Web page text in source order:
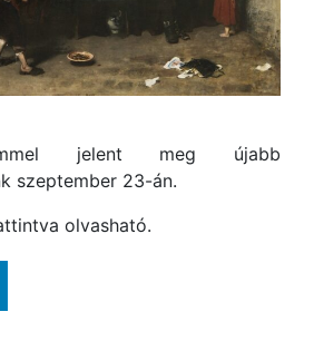
jelent meg újabb
szeptember 23-án.
olvasható.